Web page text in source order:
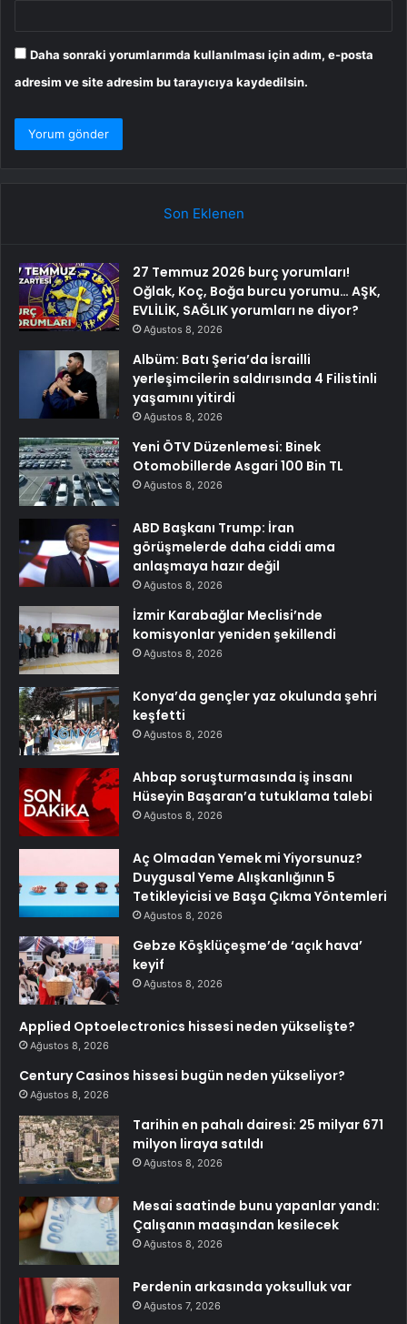
Daha sonraki yorumlarımda kullanılması için adım, e-posta
adresim ve site adresim bu tarayıcıya kaydedilsin.
Son Eklenen
27 Temmuz 2026 burç yorumları!
Oğlak, Koç, Boğa burcu yorumu… AŞK,
EVLİLİK, SAĞLIK yorumları ne diyor?
Ağustos 8, 2026
Albüm: Batı Şeria’da İsrailli
yerleşimcilerin saldırısında 4 Filistinli
yaşamını yitirdi
Ağustos 8, 2026
Yeni ÖTV Düzenlemesi: Binek
Otomobillerde Asgari 100 Bin TL
Ağustos 8, 2026
ABD Başkanı Trump: İran
görüşmelerde daha ciddi ama
anlaşmaya hazır değil
Ağustos 8, 2026
İzmir Karabağlar Meclisi’nde
komisyonlar yeniden şekillendi
Ağustos 8, 2026
Konya’da gençler yaz okulunda şehri
keşfetti
Ağustos 8, 2026
Ahbap soruşturmasında iş insanı
Hüseyin Başaran’a tutuklama talebi
Ağustos 8, 2026
Aç Olmadan Yemek mi Yiyorsunuz?
Duygusal Yeme Alışkanlığının 5
Tetikleyicisi ve Başa Çıkma Yöntemleri
Ağustos 8, 2026
Gebze Köşklüçeşme’de ‘açık hava’
keyif
Ağustos 8, 2026
Applied Optoelectronics hissesi neden yükselişte?
Ağustos 8, 2026
Century Casinos hissesi bugün neden yükseliyor?
Ağustos 8, 2026
Tarihin en pahalı dairesi: 25 milyar 671
milyon liraya satıldı
Ağustos 8, 2026
Mesai saatinde bunu yapanlar yandı:
Çalışanın maaşından kesilecek
Ağustos 8, 2026
Perdenin arkasında yoksulluk var
Ağustos 7, 2026